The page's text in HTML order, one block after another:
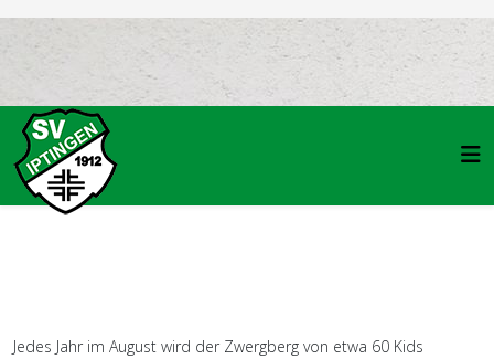
Jedes Jahr im August wird der Zwergberg von etwa 60 Kids